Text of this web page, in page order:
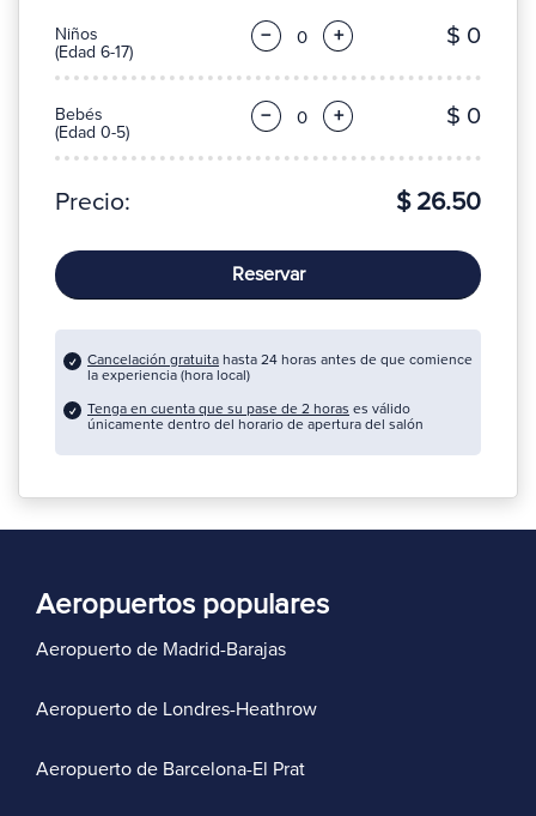
Niños
(Edad 6-17)
− + $ 0
Bebés
(Edad 0-5)
− + $ 0
Precio: $ 26.50
Reservar
Cancelación gratuita hasta 24 horas antes de que comience
la experiencia (hora local)
Tenga en cuenta que su pase de 2 horas es válido
únicamente dentro del horario de apertura del salón
Aeropuertos populares
Aeropuerto de Madrid-Barajas
Aeropuerto de Londres-Heathrow
Aeropuerto de Barcelona-El Prat